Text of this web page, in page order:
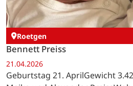
Roetgen
Bennett Preiss
21.04.2026
Geburtstag 21. AprilGewicht